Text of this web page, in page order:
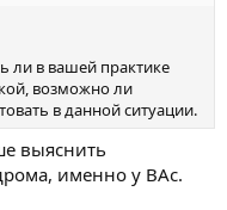
ли в вашей практике
возможно ли
в данной ситуации.
выяснить
именно у ВАс.